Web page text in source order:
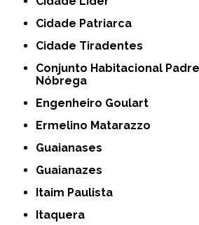
Cidade Patriarca
Cidade Tiradentes
Conjunto Habitacional Padre Manoel da
Nóbrega
Engenheiro Goulart
Ermelino Matarazzo
Guaianases
Guaianazes
Itaim Paulista
Itaquera